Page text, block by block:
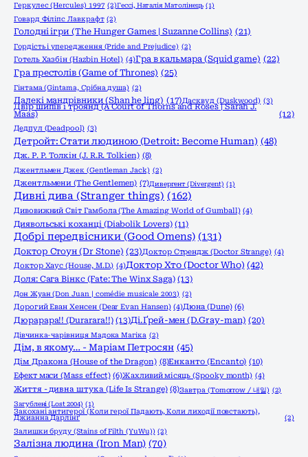
Геркулес (Hercules) 1997 (2)Гессі, Наталія Матолінець (1)
Говард Філіпс Лавкрафт (2)
Голодні ігри (The Hunger Games | Suzanne Collins) (21)
Гордість і упередження (Pride and Prejudice) (2)
Готель Хазбін (Hazbin Hotel) (4)Гра в кальмара (Squid game) (22)
Гра престолів (Game of Thrones) (25)
Гінтама (Gintama, Срібна душа) (2)
Далекі мандрівники (Shan he ling) (17)Дасквуд (Duskwood) (3)
Двір шипів і троянд (A Court of Thorns and Roses | Sarah J.
Maas) (12)
Дедпул (Deadpool) (3)
Детройт: Стати людиною (Detroit: Become Human) (48)
Дж. Р. Р. Толкін (J. R.R. Tolkien) (8)
Джентльмен Джек (Gentleman Jack) (2)
Джентльмени (The Gentlemen) (7)Дивергент (Divergent) (1)
Дивні дива (Stranger things) (162)
Дивовижний Світ Гамбола (The Amazing World of Gumball) (4)
Диявольські коханці (Diabolik Lovers) (11)
Добрі передвісники (Good Omens) (131)
Доктор Стоун (Dr Stone) (23)Доктор Стрендж (Doctor Strange) (4)
Доктор Хаус (House, M.D.) (4)Доктор Хто (Doctor Who) (42)
Доля: Сага Вінкс (Fate: The Winx Saga) (13)
Дон Жуан (Don Juan | comédie musicale 2003) (2)
Дорогий Еван Хенсен (Dear Evan Hansen) (4)Дюна (Dune) (6)
Дюрарара!! (Durarara!!) (13)Ді.Ґрей-мен (D.Gray-man) (20)
Дівчинка-чарівниця Мадока Магіка (2)
Дім, в якому… - Маріам Петросян (45)
Дім Дракона (House of the Dragon) (8)Енканто (Encanto) (10)
Ефект маси (Mass effect) (6)Жахливий місяць (Spooky month) (4)
Життя - дивна штука (Life Is Strange) (8)Завтра (Tomorrow / 내일) (2)
Загублені (Lost 2004) (1)
Закохані антигерої (Коли герої Падають, Коли лиходії повстають),
Джианна Дарлінґ
(2)
Залишки бруду (Stains of Filth (YuWu)) (2)
Залізна людина (Iron Man) (70)